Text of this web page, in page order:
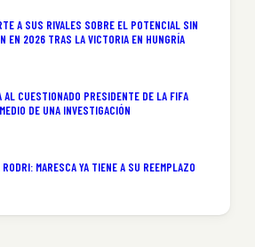
A SUS RIVALES SOBRE EL POTENCIAL SIN
EN 2026 TRAS LA VICTORIA EN HUNGRÍA
AL CUESTIONADO PRESIDENTE DE LA FIFA
DE UNA INVESTIGACIÓN
MARESCA YA TIENE A SU REEMPLAZO